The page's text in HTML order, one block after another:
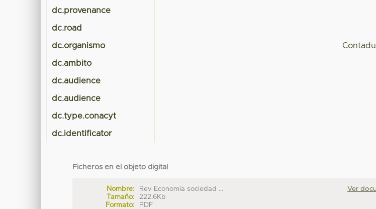
dc.provenance
dc.road
dc.organismo
dc.ambito
dc.audience
dc.audience
dc.type.conacyt
dc.identificator
Ficheros en el objeto digital
Nombre:
Rev Economia sociedad ...
Tamaño:
222.6Kb
Formato:
PDF
Ver